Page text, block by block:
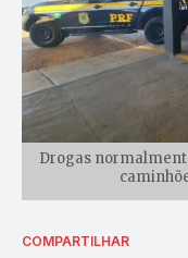
Drogas
COMPARTILHAR